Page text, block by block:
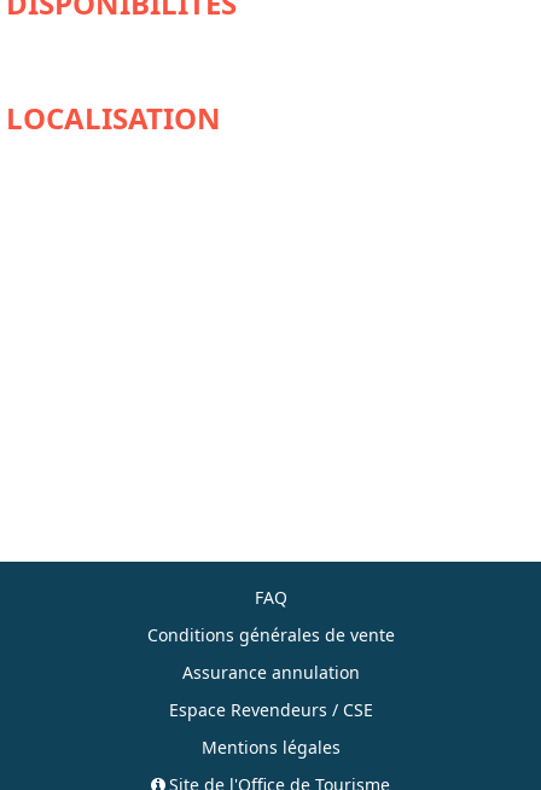
FAQ
Conditions générales de vente
Assurance annulation
Espace Revendeurs / CSE
Mentions légales
Site de l'Office de Tourisme